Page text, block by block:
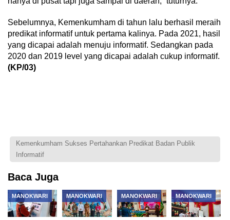
Sebelumnya, Kemenkumham di tahun lalu berhasil meraih
predikat informatif untuk pertama kalinya. Pada 2021, hasil
yang dicapai adalah menuju informatif. Sedangkan pada
2020 dan 2019 level yang dicapai adalah cukup informatif.
(KP/03)
Kemenkumham Sukses Pertahankan Predikat Badan Publik
Informatif
Baca Juga
MANOKWARI MANOKWARI MANOKWARI MANOKWARI